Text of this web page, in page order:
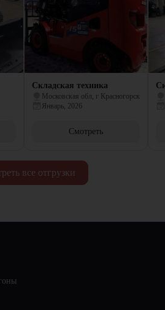
все отгрузки
Складская техника
Московская обл, г Красногорск
Январь, 2026
Смотреть